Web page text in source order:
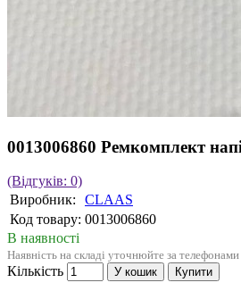
0013006860 Ремкомплект
(Відгуків: 0)
Виробник:
CLAAS
Код товару: 0013006860
В наявності
Наявність на складі уточнюйте за телефонами
Кількість У кошик Купити